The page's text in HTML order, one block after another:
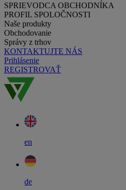
SPRIEVODCA OBCHODNÍKA
PROFIL SPOLOČNOSTI
Naše produkty
Obchodovanie
Správy z trhov
KONTAKTUJTE NÁS
Prihlásenie
REGISTROVAŤ
en
de